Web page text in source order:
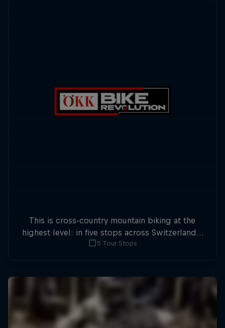
This is cross-country mountain biking at the
highest level: in five stops across Switzerland a
field of international athletes will race for the
5 Tour Stops